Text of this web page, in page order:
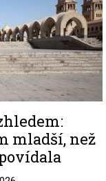
mladší, než